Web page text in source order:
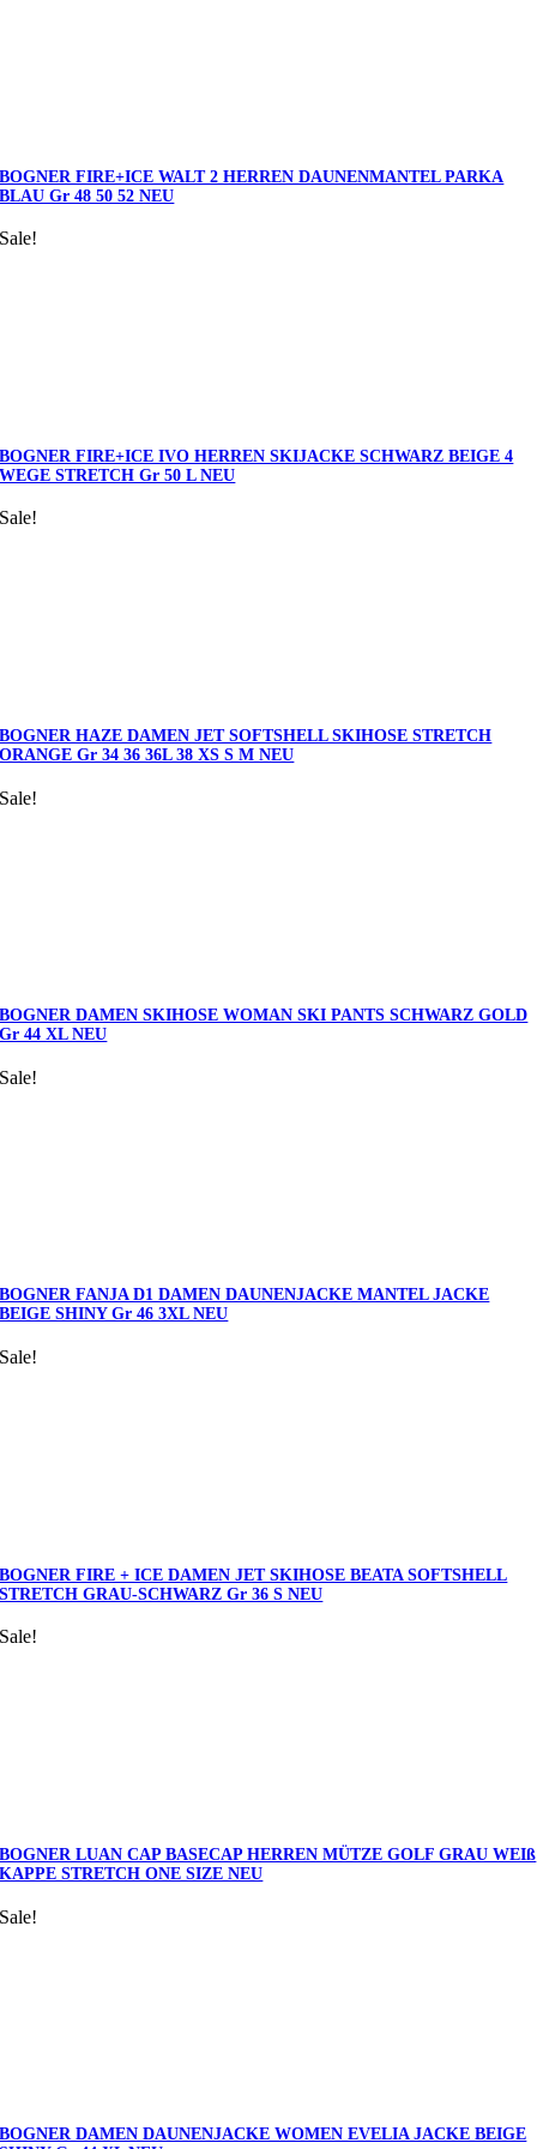
BOGNER FIRE+ICE WALT 2 HERREN DAUNENMANTEL PARKA
BLAU Gr 48 50 52 NEU
Sale!
BOGNER FIRE+ICE IVO HERREN SKIJACKE SCHWARZ BEIGE 4
WEGE STRETCH Gr 50 L NEU
Sale!
BOGNER HAZE DAMEN JET SOFTSHELL SKIHOSE STRETCH
ORANGE Gr 34 36 36L 38 XS S M NEU
Sale!
BOGNER DAMEN SKIHOSE WOMAN SKI PANTS SCHWARZ GOLD
Gr 44 XL NEU
Sale!
BOGNER FANJA D1 DAMEN DAUNENJACKE MANTEL JACKE
BEIGE SHINY Gr 46 3XL NEU
Sale!
BOGNER FIRE + ICE DAMEN JET SKIHOSE BEATA SOFTSHELL
STRETCH GRAU-SCHWARZ Gr 36 S NEU
Sale!
BOGNER LUAN CAP BASECAP HERREN MÜTZE GOLF GRAU WEIß
KAPPE STRETCH ONE SIZE NEU
Sale!
BOGNER DAMEN DAUNENJACKE WOMEN EVELIA JACKE BEIGE